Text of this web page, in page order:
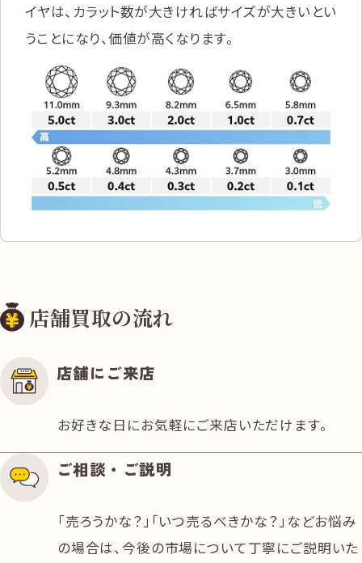
イヤは、カラット数が大きければサイズが大きいとい
うことになり、価値が高くなります。
店舗買取の流れ
店舗にご来店
お好きな日にお気軽にご来店いただけます。
ご相談・ご説明
「売ろうかな？」「いつ売るべきかな？」などお悩み
の場合は、今後の市場について丁寧にご説明いた